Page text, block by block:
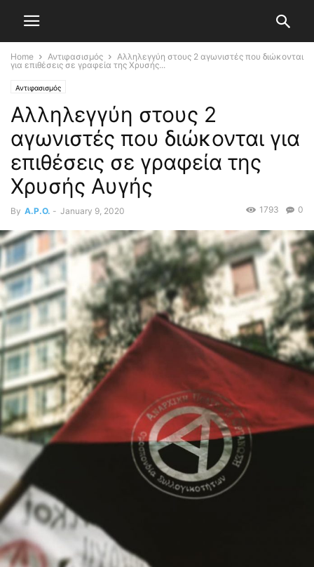
Home Αντιφασισμός
Αλληλεγγύη στους 2 αγωνιστές που διώκονται
για επιθέσεις σε γραφεία της Χρυσής...
Αντιφασισμός
Αλληλεγγύη στους 2
αγωνιστές που διώκονται για
επιθέσεις σε γραφεία της
Χρυσής Αυγής
By A.P.O. - January 9, 2020 0
1793